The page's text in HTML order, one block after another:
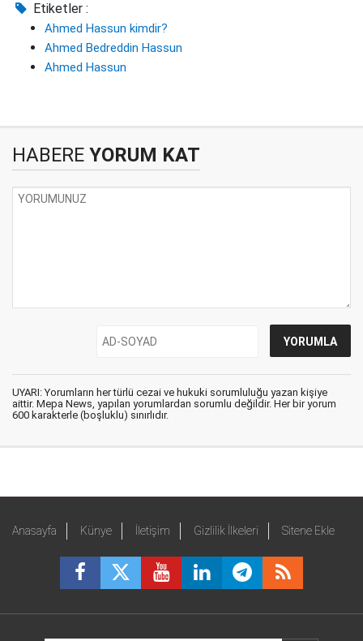
Etiketler :
Ahmed Hassun kimdir?
Ahmed Bedreddin Hassun
Ahmed Hassun
HABERE YORUM KAT
UYARI: Yorumların her türlü cezai ve hukuki sorumluluğu yazan kişiye
aittir. Mepa News, yapılan yorumlardan sorumlu değildir. Her bir yorum
600 karakterle (boşluklu) sınırlıdır.
Anasayfa Künye İletişim Gizlilik İlkeleri Sitene Ekle